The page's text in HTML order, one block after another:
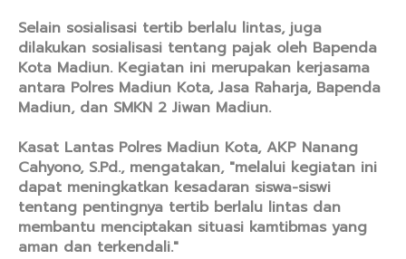
Selain sosialisasi tertib berlalu lintas, juga
dilakukan sosialisasi tentang pajak oleh Bapenda
Kota Madiun. Kegiatan ini merupakan kerjasama
antara Polres Madiun Kota, Jasa Raharja, Bapenda
Madiun, dan SMKN 2 Jiwan Madiun.
Kasat Lantas Polres Madiun Kota, AKP Nanang
Cahyono, S.Pd., mengatakan, "melalui kegiatan ini
dapat meningkatkan kesadaran siswa-siswi
tentang pentingnya tertib berlalu lintas dan
membantu menciptakan situasi kamtibmas yang
aman dan terkendali."